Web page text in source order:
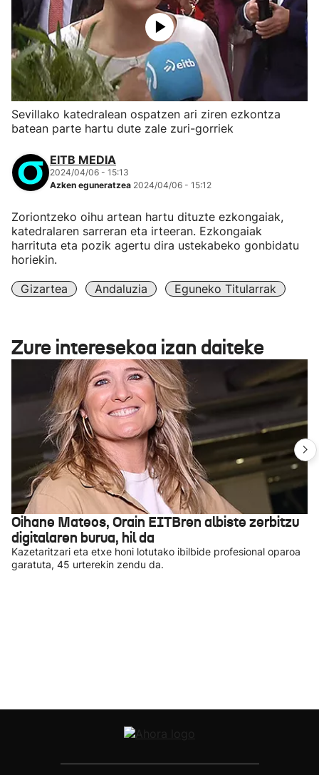
Sevillako katedralean ospatzen ari ziren ezkontza
batean parte hartu dute zale zuri-gorriek
EITB MEDIA
2024/04/06 - 15:13
Azken eguneratzea 2024/04/06 - 15:12
Zoriontzeko oihu artean hartu dituzte ezkongaiak,
katedralaren sarreran eta irteeran. Ezkongaiak
harrituta eta pozik agertu dira ustekabeko gonbidatu
horiekin.
Gizartea Andaluzia Eguneko Titularrak
Zure interesekoa izan daiteke
Oihane Mateos, Orain EITBren albiste zerbitzu
digitalaren burua, hil da
Kazetaritzari eta etxe honi lotutako ibilbide profesional oparoa
garatuta, 45 urterekin zendu da.